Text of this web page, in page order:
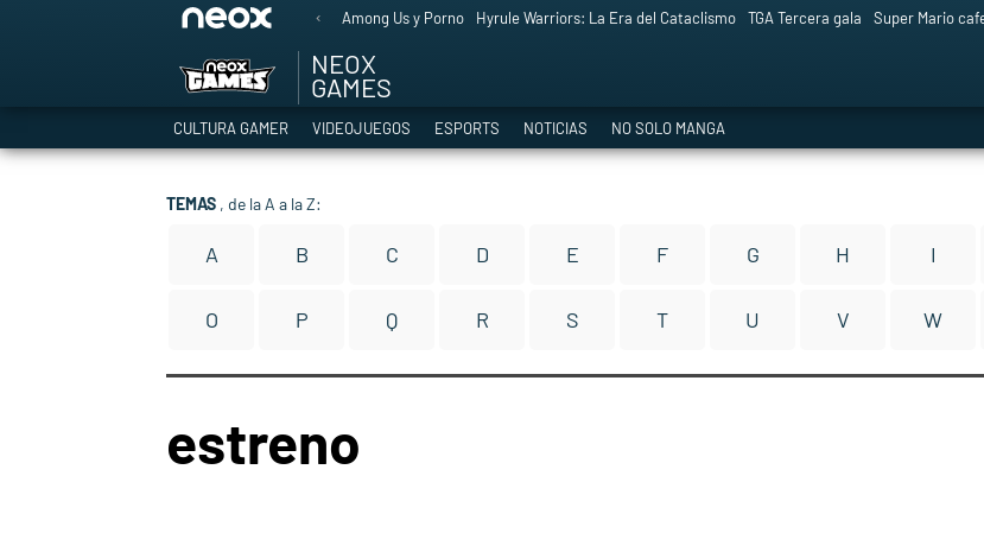
Among Us y Porno Hyrule Warriors: La Era del Cataclismo TGA Tercera gala Super Mario
NEOX
GAMES
CULTURA GAMER VIDEOJUEGOS ESPORTS NOTICIAS NO SOLO MANGA
TEMAS , de la A a la Z:
A B C D E F G H I
O P Q R S T U V W
estreno